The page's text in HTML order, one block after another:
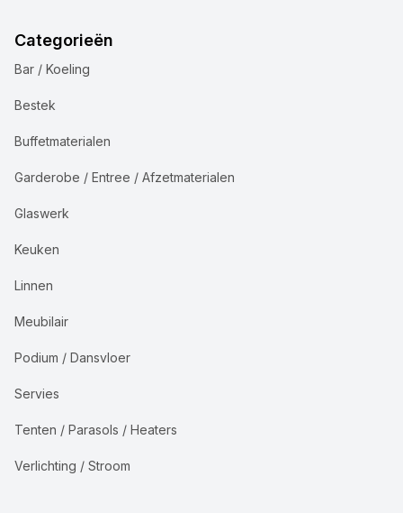
Categorieën
Bar / Koeling
Bestek
Buffetmaterialen
Garderobe / Entree / Afzetmaterialen
Glaswerk
Keuken
Linnen
Meubilair
Podium / Dansvloer
Servies
Tenten / Parasols / Heaters
Verlichting / Stroom